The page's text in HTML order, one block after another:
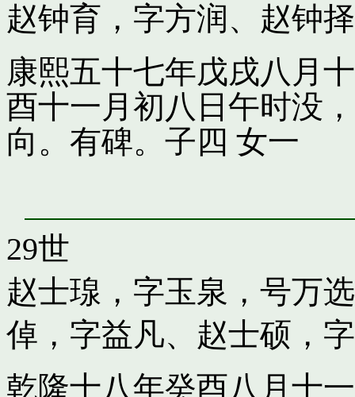
赵钟育，字方润 、 赵钟
康熙五十七年戊戌八月
酉十一月初八日午时没
向。有碑。子四 女一
29世
赵士瑔，字玉泉，号万选
倬，字益凡、 赵士硕，
乾隆十八年癸酉八月十